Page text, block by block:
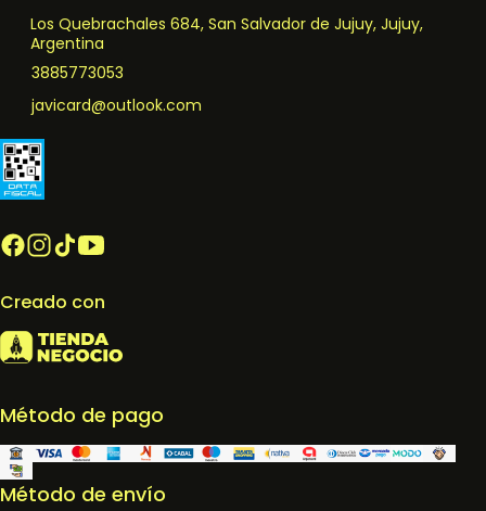
Los Quebrachales 684, San Salvador de Jujuy, Jujuy,
Argentina
3885773053
javicard@outlook.com
Creado con
Método de pago
Método de envío